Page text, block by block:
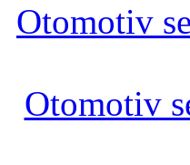
Otomotiv
Otomotiv